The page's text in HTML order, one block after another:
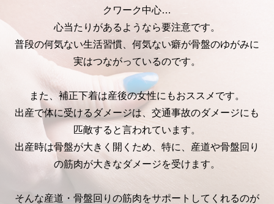
クワーク中心…
心当たりがあるようなら要注意です。
普段の何気ない生活習慣、何気ない癖が骨盤のゆがみに
実はつながっているのです。
また、補正下着は産後の女性にもおススメです。
出産で体に受けるダメージは、交通事故のダメージにも
匹敵すると言われています。
出産時は骨盤が大きく開くため、特に、産道や骨盤回り
の筋肉が大きなダメージを受けます。
そんな産道・骨盤回りの筋肉をサポートしてくれるのが